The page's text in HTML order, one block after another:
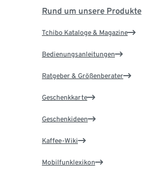
Rund um unsere Produkte
Tchibo Kataloge & Magazine
Bedienungsanleitungen
Ratgeber & Größenberater
Geschenkkarte
Geschenkideen
Kaffee-Wiki
Mobilfunklexikon